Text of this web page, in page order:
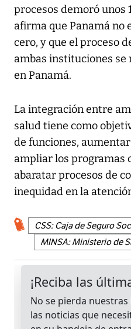
procesos demoró unos
afirma que Panamá no
cero, y que el proceso
ambas instituciones se
en Panamá.
La integración entre
salud tiene como
de funciones,
ampliar los programas
abaratar procesos de
inequidad en la
CSS: Caja de Seguro
MINSA: Ministerio de